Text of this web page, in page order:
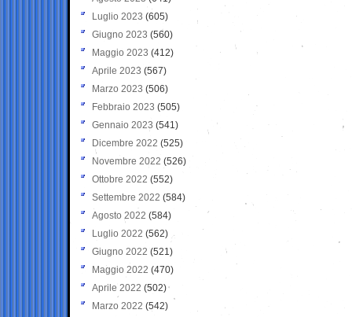
Luglio 2023 (605)
Giugno 2023 (560)
Maggio 2023 (412)
Aprile 2023 (567)
Marzo 2023 (506)
Febbraio 2023 (505)
Gennaio 2023 (541)
Dicembre 2022 (525)
Novembre 2022 (526)
Ottobre 2022 (552)
Settembre 2022 (584)
Agosto 2022 (584)
Luglio 2022 (562)
Giugno 2022 (521)
Maggio 2022 (470)
Aprile 2022 (502)
Marzo 2022 (542)